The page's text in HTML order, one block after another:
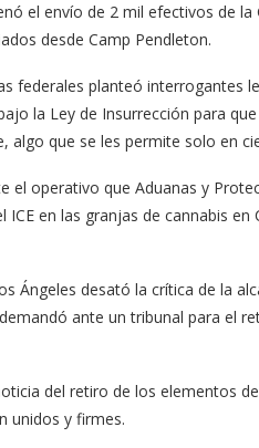
el envío de 2 mil efectivos de
desde Camp Pendleton.
federales planteó interrogantes
la Ley de Insurrección para
algo que se les permite solo en
el operativo que Aduanas y
ICE en las granjas de cannabis
Ángeles desató la crítica de la
ante un tribunal para el
del retiro de los elementos
unidos y firmes.
alfombra roja...
02/09/2025